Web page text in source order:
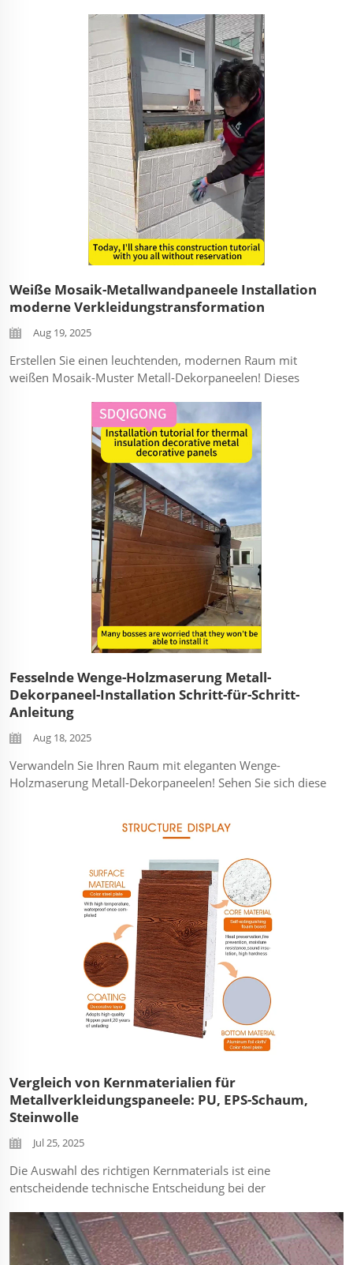
Entdecken Sie, welches Abschlusssystem für IHR Projekt
eine bessere Langlebigkeit, einfachere Installation und
Kosteneffizienz bietet. ...
Weiße Mosaik-Metallwandpaneele Installation
moderne Verkleidungstransformation
Aug 19, 2025
Erstellen Sie einen leuchtenden, modernen Raum mit
weißen Mosaik-Muster Metall-Dekorpaneelen! Dieses
langlebigen Metallpaneelen einen hochwertigen Fliesen-
Look erzielt – perfekt, um jedem Oberfläche Struktur und
Licht hinzuzufügen...
Fesselnde Wenge-Holzmaserung Metall-
Dekorpaneel-Installation Schritt-für-Schritt-
Anleitung
Aug 18, 2025
Verwandeln Sie Ihren Raum mit eleganten Wenge-
Holzmaserung Metall-Dekorpaneelen! Sehen Sie sich diese
Paneele einen luxuriösen, natürlichen Holz-Look ohne
Vergleich von Kernmaterialien für
Metallverkleidungspaneele: PU, EPS-Schaum,
Steinwolle
Jul 25, 2025
Die Auswahl des richtigen Kernmaterials ist eine
entscheidende technische Entscheidung bei der
Schaum- und Steinwollkerne dominieren den Markt,
wobei jede Variante unterschiedliche Leistungsmerkmale
bietet, die Sicherheit, Effizienz, Langlebigkeit und Eignung